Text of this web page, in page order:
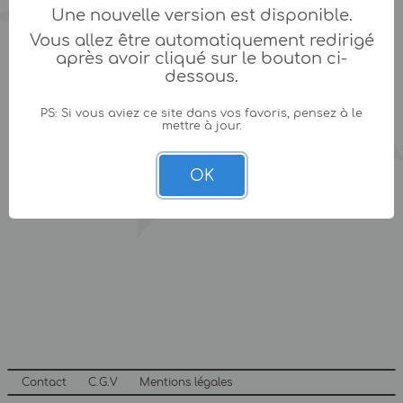
Contact C.G.V Mentions légales
Une nouvelle version est disponible.
Vous allez être automatiquement redirigé
après avoir cliqué sur le bouton ci-
dessous.
PS: Si vous aviez ce site dans vos favoris, pensez à le
mettre à jour.
OK